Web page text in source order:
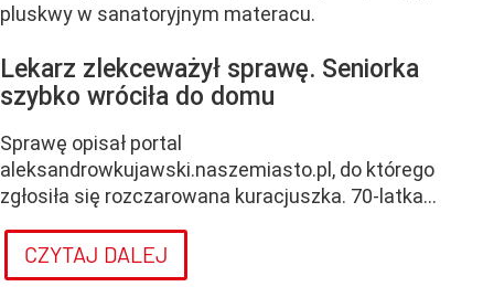
pluskwy w sanatoryjnym materacu.
Lekarz zlekceważył sprawę. Seniorka
szybko wróciła do domu
Sprawę opisał portal
aleksandrowkujawski.naszemiasto.pl, do którego
zgłosiła się rozczarowana kuracjuszka. 70-latka...
CZYTAJ DALEJ